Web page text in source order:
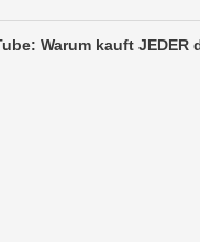
Warum kauft JEDER